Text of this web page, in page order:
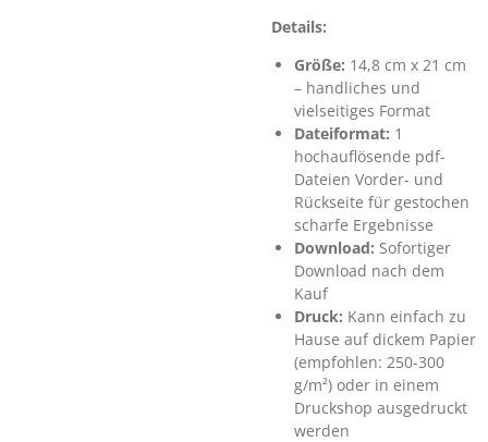
Details:
Größe: 14,8 cm x 21 cm
– handliches und
vielseitiges Format
Dateiformat: 1
hochauflösende pdf-
Dateien Vorder- und
Rückseite für gestochen
scharfe Ergebnisse
Download: Sofortiger
Download nach dem
Kauf
Druck: Kann einfach zu
Hause auf dickem Papier
(empfohlen: 250-300
g/m²) oder in einem
Druckshop ausgedruckt
werden